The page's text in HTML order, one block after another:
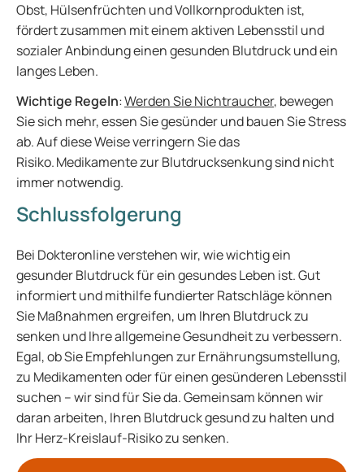
Obst, Hülsenfrüchten und Vollkornprodukten ist,
fördert zusammen mit einem aktiven Lebensstil und
sozialer Anbindung einen gesunden Blutdruck und ein
langes Leben.
Wichtige Regeln:Werden Sie Nichtraucher, bewegen
Sie sich mehr, essen Sie gesünder und bauen Sie Stress
ab. Auf diese Weise verringern Sie das
Risiko. Medikamente zur Blutdrucksenkung sind nicht
immer notwendig.
Schlussfolgerung
Bei Dokteronline verstehen wir, wie wichtig ein
gesunder Blutdruck für ein gesundes Leben ist. Gut
informiert und mithilfe fundierter Ratschläge können
Sie Maßnahmen ergreifen, um Ihren Blutdruck zu
senken und Ihre allgemeine Gesundheit zu verbessern.
Egal, ob Sie Empfehlungen zur Ernährungsumstellung,
zu Medikamenten oder für einen gesünderen Lebensstil
suchen – wir sind für Sie da. Gemeinsam können wir
daran arbeiten, Ihren Blutdruck gesund zu halten und
Ihr Herz-Kreislauf-Risiko zu senken.